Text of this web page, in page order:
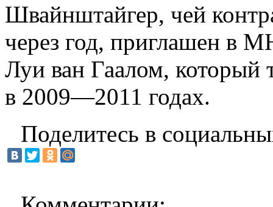
Швайнштайгер, чей
через год, приглашен в
Луи ван Гаалом, который
в 2009—2011 годах.
Поделитесь в